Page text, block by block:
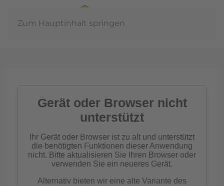
Zum Hauptinhalt springen
mehr erfahren